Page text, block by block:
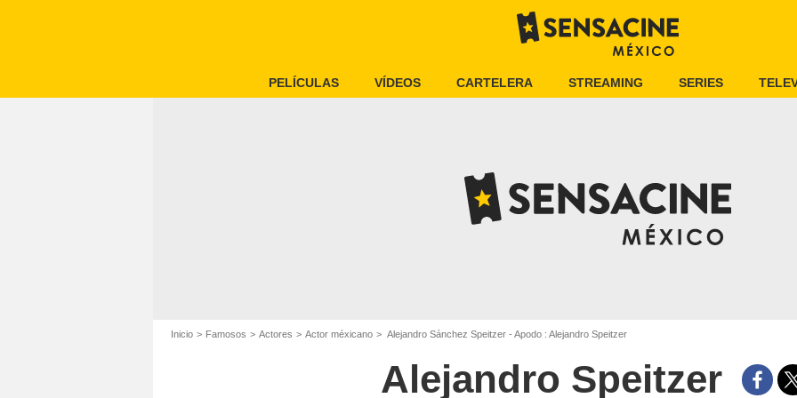
PELÍCULAS VÍDEOS CARTELERA STREAMING SERIES
Inicio Famosos Actores Actor méxicano Alejandro Sánchez Speitzer - Apodo : Alejandro Speitzer
Alejandro Speitzer